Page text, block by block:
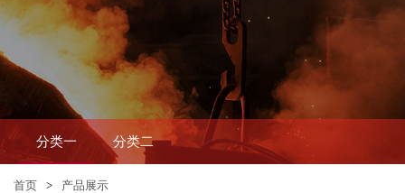
分类一 分类二
首页 > 产品展示